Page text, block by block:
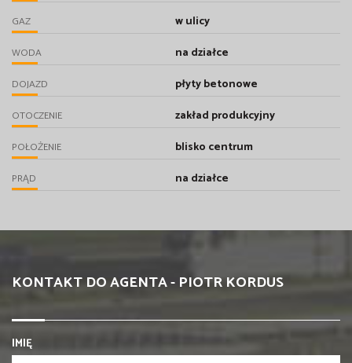
GAZ w ulicy
WODA na działce
DOJAZD płyty betonowe
OTOCZENIE zakład produkcyjny
POŁOŻENIE blisko centrum
PRĄD na działce
KONTAKT DO AGENTA - PIOTR KORDUS
IMIĘ